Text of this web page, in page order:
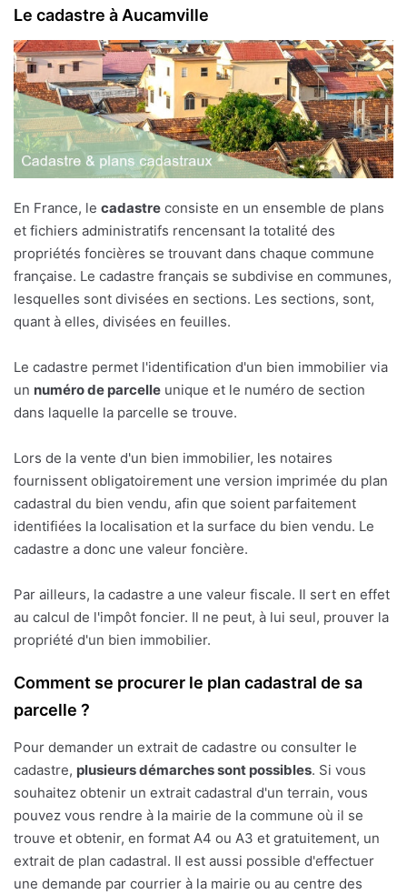
Le cadastre à Aucamville
En France, le cadastre consiste en un ensemble de plans
et fichiers administratifs rencensant la totalité des
propriétés foncières se trouvant dans chaque commune
française. Le cadastre français se subdivise en communes,
lesquelles sont divisées en sections. Les sections, sont,
quant à elles, divisées en feuilles.
Le cadastre permet l'identification d'un bien immobilier via
un numéro de parcelle unique et le numéro de section
dans laquelle la parcelle se trouve.
Lors de la vente d'un bien immobilier, les notaires
fournissent obligatoirement une version imprimée du plan
cadastral du bien vendu, afin que soient parfaitement
identifiées la localisation et la surface du bien vendu. Le
cadastre a donc une valeur foncière.
Par ailleurs, la cadastre a une valeur fiscale. Il sert en effet
au calcul de l'impôt foncier. Il ne peut, à lui seul, prouver la
propriété d'un bien immobilier.
Comment se procurer le plan cadastral de sa
parcelle ?
Pour demander un extrait de cadastre ou consulter le
cadastre, plusieurs démarches sont possibles. Si vous
souhaitez obtenir un extrait cadastral d'un terrain, vous
pouvez vous rendre à la mairie de la commune où il se
trouve et obtenir, en format A4 ou A3 et gratuitement, un
extrait de plan cadastral. Il est aussi possible d'effectuer
une demande par courrier à la mairie ou au centre des